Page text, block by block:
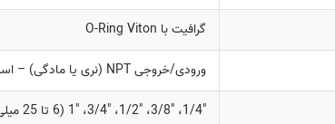
گرافیت با O-Ring Viton
ورودی/خروجی NPT (نری یا مادگی) – استاندارد ANSI B1.20.1
1/4″، 3/8″، 1/2″، 3/4″، 1″ (6 تا 25 میلی‌متر)